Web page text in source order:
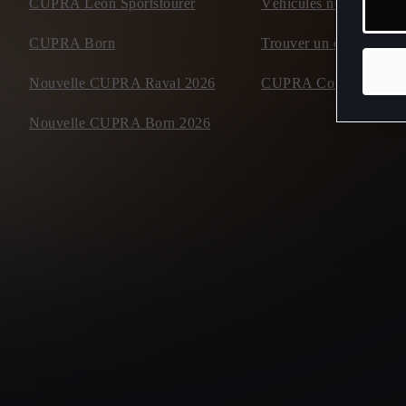
CUPRA Leon Sportstourer
CUPRA Born
Nouvelle CUPRA Raval 2026
Nouvelle CUPRA Born 2026
Véhicules neufs
Trouver un
CUPRA Collection